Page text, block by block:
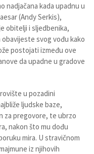
nadjačana kada upadnu u
(Andy Serkis),
obitelji i sljedbenika,
svog vođu kako
postojati između ove
da upadne u gradove
u pozadini
ljudske baze,
za pregovore, te ubrzo
nakon što mu dođu
mira. U stravičnom
iz njihovih